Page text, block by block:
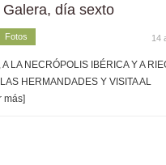
día sexto
Fotos 14
LA NECRÓPOLIS IBÉRICA Y A
HERMANDADES Y VISITA AL
más]